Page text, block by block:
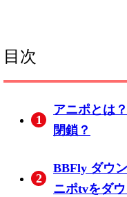
目次
1
アニポとは
閉鎖？
使い方
2
BBFly ダウ
ニポtvをダ